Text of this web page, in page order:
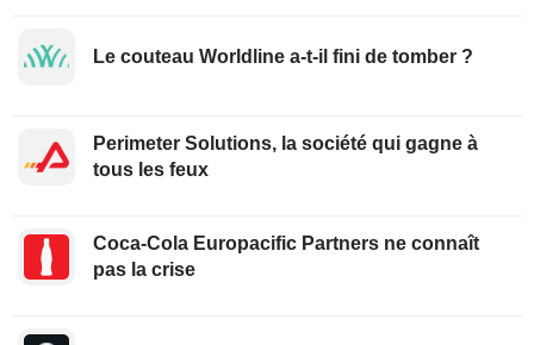
Le couteau Worldline a-t-il fini de tomber ?
Perimeter Solutions, la société qui gagne à
tous les feux
Coca-Cola Europacific Partners ne connaît
pas la crise